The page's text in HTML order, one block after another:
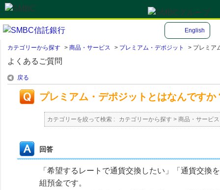
English
カテゴリーから探す > 商品・サービス > プレミアム・デポジット > プレミア
よくあるご質問
戻る
プレミアム・デポジットとはなんですか
カテゴリーを絞って検索 : カテゴリーから探す > 商品・サービス
回答
「希望するレートで通貨交換したい」「通貨交
組預金です。